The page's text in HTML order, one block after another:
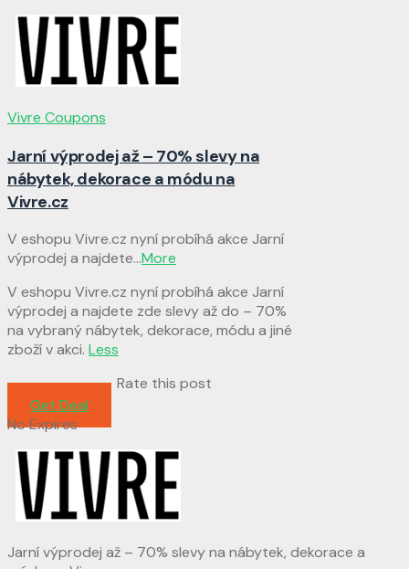
Vivre Coupons
Jarní výprodej až – 70% slevy na
nábytek, dekorace a módu na
Vivre.cz
V eshopu Vivre.cz nyní probíhá akce Jarní
výprodej a najdete...More
V eshopu Vivre.cz nyní probíhá akce Jarní
výprodej a najdete zde slevy až do – 70%
na vybraný nábytek, dekorace, módu a jiné
zboží v akci. Less
Rate this post
Get Deal
No Expires
Jarní výprodej až – 70% slevy na nábytek, dekorace a